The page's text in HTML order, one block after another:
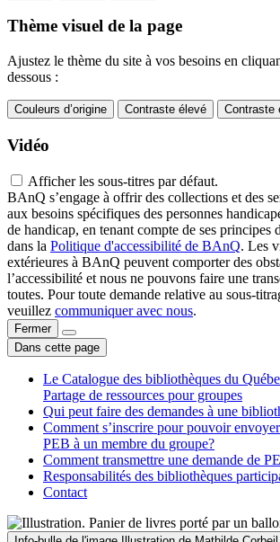
Thème visuel de la page
Ajustez le thème du site à vos besoins en
dessous :
Couleurs d’origine Contraste élevé Contraste
Vidéo
Afficher les sous-titres par défaut.
BAnQ s’engage à offrir des collections et des
aux besoins spécifiques des personnes
de handicap, en tenant compte de ses principes
dans la Politique d'accessibilité de BAnQ. Les
extérieures à BAnQ peuvent comporter des
l’accessibilité et nous ne pouvons faire une
toutes. Pour toute demande relative au sous-
veuillez communiquer avec nous.
Fermer
Dans cette page
Le Catalogue des bibliothèques du
Partage de ressources pour groupes
Qui peut faire des demandes à une
Comment s’inscrire pour pouvoir
PEB à un membre du groupe?
Comment transmettre une demande de
Responsabilités des bibliothèques
Contact